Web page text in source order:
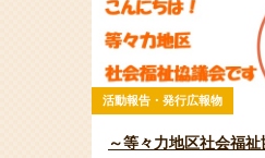
活動報告・発行広報物
～等々力地区社会福